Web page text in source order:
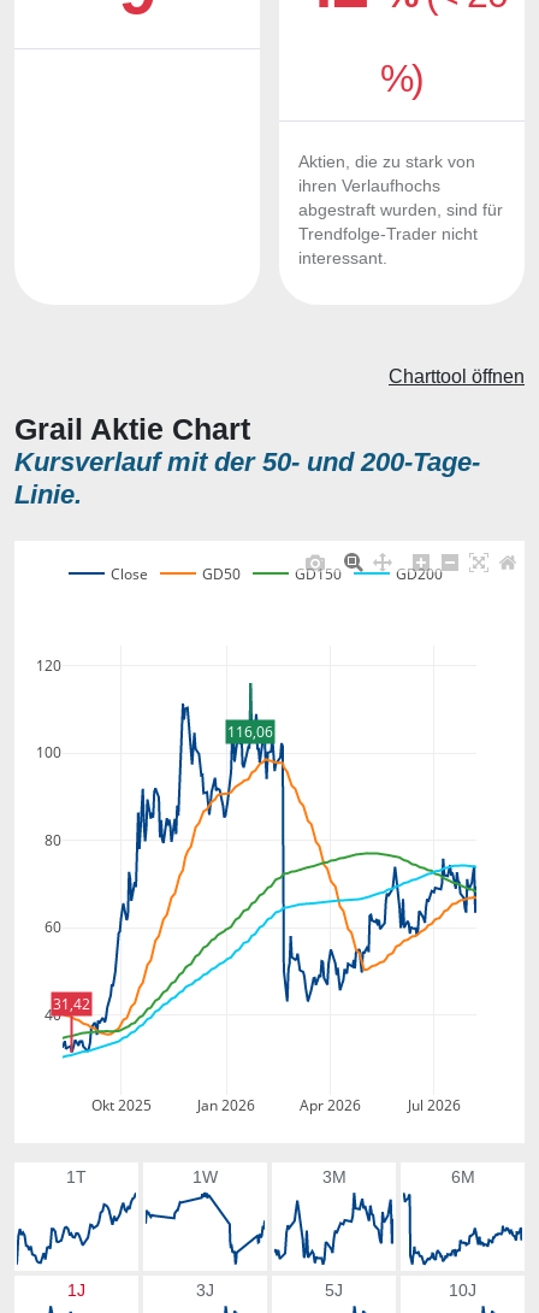
%)
Aktien, die zu stark von
ihren Verlaufhochs
abgestraft wurden, sind für
Trendfolge-Trader nicht
interessant.
Grail Aktie Chart
Kursverlauf mit der 50- und 200-Tage-
Linie.
Charttool öffnen
Okt 2025 Jan 2026 Apr 2026 Jul 2026
40
60
80
100
120
Close GD50 GD150 GD200
116,06
31,42
1T 1W 3M 6M
1J 3J 5J 10J